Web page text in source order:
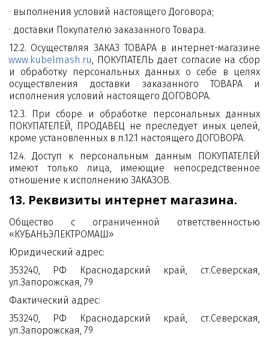
· выполнения условий настоящего Договора;
· доставки Покупателю заказанного Товара.
12.2. Осуществляя ЗАКАЗ ТОВАРА в интернет-магазине
www.kubelmash.ru, ПОКУПАТЕЛЬ дает согласие на сбор
и обработку персональных данных о себе в целях
осуществления доставки заказанного ТОВАРА и
исполнения условий настоящего ДОГОВОРА.
12.3. При сборе и обработке персональных данных
ПОКУПАТЕЛЕЙ, ПРОДАВЕЦ не преследует иных целей,
кроме установленных в п.12.1 настоящего ДОГОВОРА.
12.4. Доступ к персональным данным ПОКУПАТЕЛЕЙ
имеют только лица, имеющие непосредственное
отношение к исполнению ЗАКАЗОВ.
13. Реквизиты интернет магазина.
Общество с ограниченной ответственностью
«КУБАНЬЭЛЕКТРОМАШ»
Юридический адрес:
353240, РФ Краснодарский край, ст.Северская,
ул.Запорожская, 79
Фактический адрес:
353240, РФ Краснодарский край, ст.Северская,
ул.Запорожская, 79